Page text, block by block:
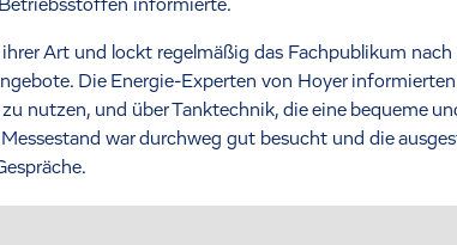
informierte.
Art und lockt regelmäßig das Fachpublikum
Die Energie-Experten von Hoyer
nutzen, und über Tanktechnik, die eine bequeme
war durchweg gut besucht und die